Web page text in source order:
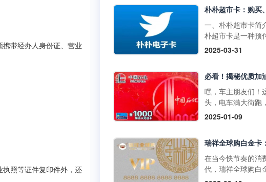
携带经办人身份证、营业
执照等证件复印件外，还
舰店或授权....
物满一定金额后，
线下活动，并达到
条件，即可获得提
券。三、中百提货
用：•&nb....
活的消费凭证，为
爱好者们带来了诸
利。不过，生活中
会出现兑换码闲置
况，别担心，京易
难，让闲置兑换码
啡兑换码：获取与
丰富的获取途径官
道：瑞幸咖啡APP
序，在“优惠券”或“
卡”板块，按照指
可便捷购买兑换码
里的兑换码种类丰
惠。 使用范围广泛
百提货券主要适用
百仓储、中百超市
无论是采购米面粮
还是挑选家居用品
人护理产品，甚至
百罗森便利店购买
食品、冰激凌等，
使用提货券轻松结
中百电器不支持提
线下门店使用人工
台：在门店购物结
一、朴朴超市卡简
朴超市卡是一种预
卡，可在朴朴超市
不仅具有支付功能
提供多种优惠和特
如折扣、积分奖励
购买渠道1.朴朴超
访问朴朴超市官方
或通过朴朴App，
择“购物卡”或“充值
心”，完成支付后
2025-03-31
嘿，车主朋友们！
头，电车满大街跑
里的加油卡是不是
现才是正解。但市
平台五花八门，到
家靠谱又安全？别
2025-01-09
在当今快节奏的消
代，瑞祥全球购白
凭借其强大的功能